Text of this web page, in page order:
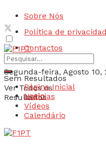
Sobre Nós
Política de
Contactos
Segunda-feira, Agosto 10,
Login
Sem Resultados
Ver Todos os
Resultados
Página Inicial
Notícias
Vídeos
Calendário